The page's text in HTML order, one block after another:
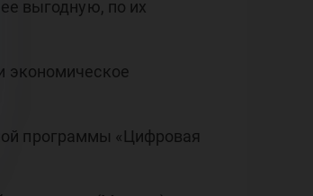
выгодную, по их
экономическое
программы «Цифровая